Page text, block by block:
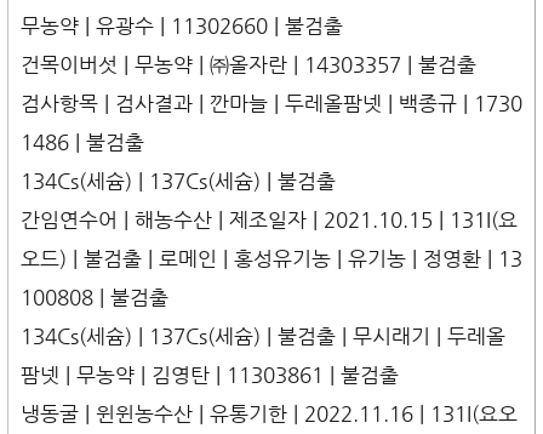
무농약 | 유광수 | 11302660 | 불검출
건목이버섯 | 무농약 | ㈜올자란 | 14303357 | 불검출
검사항목 | 검사결과 | 깐마늘 | 두레올팜넷 | 백종규 | 1730
1486 | 불검출
134Cs(세슘) | 137Cs(세슘) | 불검출
간임연수어 | 해농수산 | 제조일자 | 2021.10.15 | 131I(요
오드) | 불검출 | 로메인 | 홍성유기농 | 유기농 | 정영환 | 13
100808 | 불검출
134Cs(세슘) | 137Cs(세슘) | 불검출 | 무시래기 | 두레올
팜넷 | 무농약 | 김영탄 | 11303861 | 불검출
냉동굴 | 윈윈농수산 | 유통기한 | 2022.11.16 | 131I(요오